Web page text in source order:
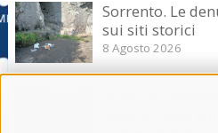
Sorrento. Le
sui siti storici
8 Agosto 2026
Nostra”, odio